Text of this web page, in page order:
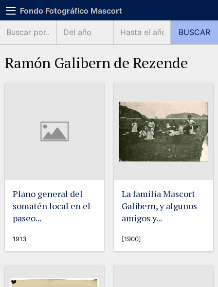
Fondo Fotográfico Mascort
Ramón Galibern de Rezende
Plano general del
somatén local en el
paseo...
1913
La familia Mascort
Galibern, y algunos
amigos y...
[1900]